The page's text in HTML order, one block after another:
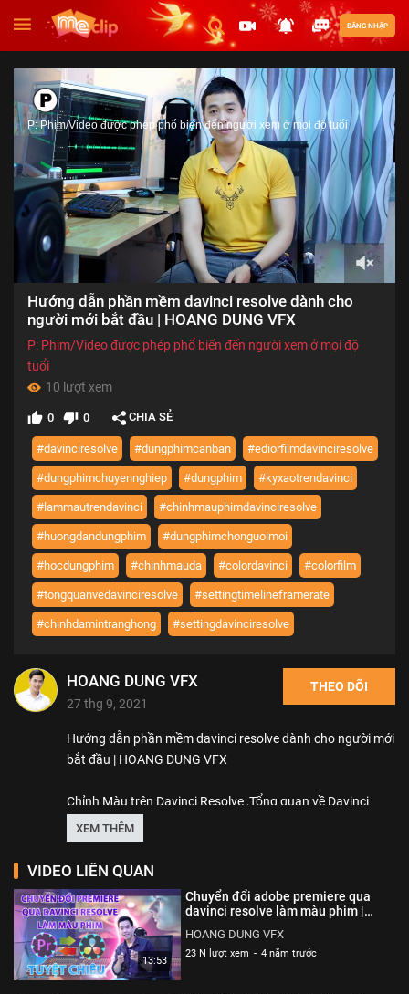
ĐĂNG NHẬP
25:08
P: Phim/Video được phép phổ biến đến người xem ở mọi độ tuổi
Hướng dẫn phần mềm davinci resolve dành cho
người mới bắt đầu | HOANG DUNG VFX
P: Phim/Video được phép phổ biến đến người xem ở mọi độ
tuổi
10 lượt xem
0 0 CHIA SẺ
#davinciresolve #dungphimcanban #ediorfilmdavinciresolve
#dungphimchuyennghiep #dungphim #kyxaotrendavinci
#lammautrendavinci #chinhmauphimdavinciresolve
#huongdandungphim #dungphimchonguoimoi
#hocdungphim #chinhmauda #colordavinci #colorfilm
#tongquanvedavinciresolve #settingtimelineframerate
#chinhdamintranghong #settingdavinciresolve
HOANG DUNG VFX
27 thg 9, 2021
THEO DÕI
Hướng dẫn phần mềm davinci resolve dành cho người mới
bắt đầu | HOANG DUNG VFX
Chỉnh Màu trên Davinci Resolve ,Tổng quan về Davinci
Resolve & Setting Timeline Frame Rate, Chỉnh da mịn trắng
hồng (Skin)
DAVINCI RESOLVE, phần mềm davinci resolve, học dựng
DAVINCI RESOLVE, dựng phim với davinci resolve, chỉnh
màu davinci resolve, speed davinci resolve, hoang dung
vfx, hoàng dũng vfx, kỹ xảo phim, học kỹ xảo phim, tập
làm màu phim davinci resolve, hướng dẫn cơ bản davinci
XEM THÊM
VIDEO LIÊN QUAN
13:53
Chuyển đổi adobe premiere qua
davinci resolve làm màu phim |
HOANG DUNG VFX
23 N lượt xem - 4 năm trước